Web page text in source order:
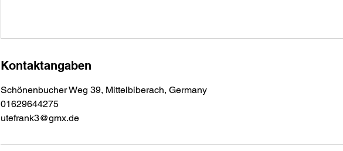
Kontaktangaben
Schönenbucher Weg 39, Mittelbiberach, Germany
01629644275
utefrank3@gmx.de